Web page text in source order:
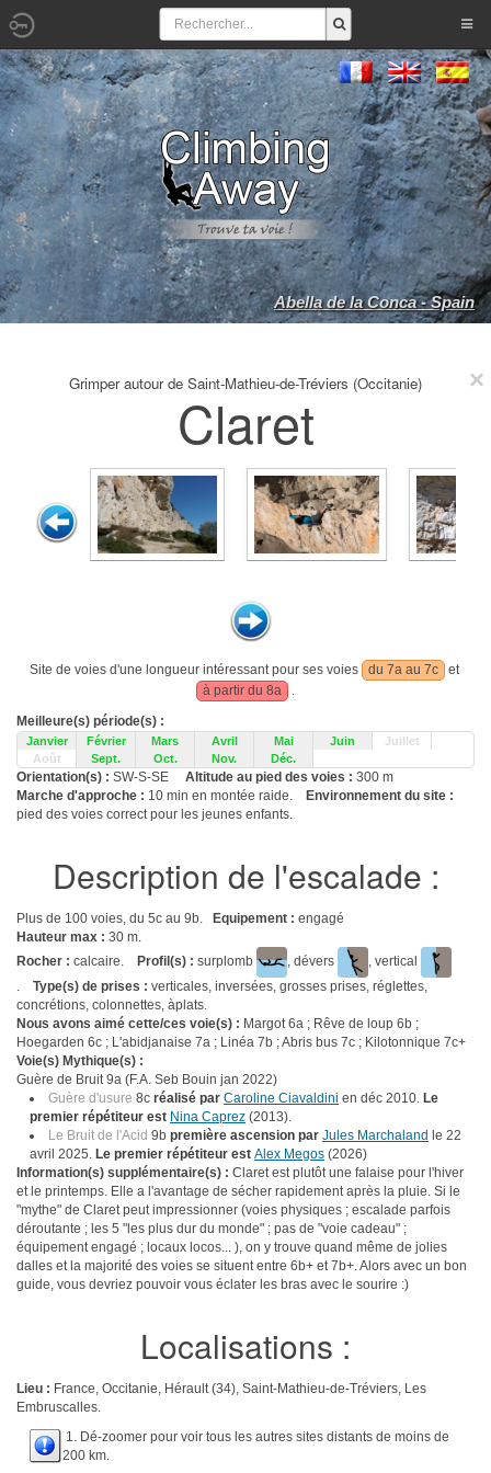
Abella de la Conca - Spain
Grimper autour de Saint-Mathieu-de-Tréviers (Occitanie)
Claret
Site de voies d'une longueur intéressant pour ses voies du 7a au 7c
et
à partir du 8a
.
Meilleure(s) période(s) :
Janvier Février Mars Avril Mai Juin
Juillet
Août
Sept. Oct. Nov. Déc.
Orientation(s) : SW-S-SE Altitude au pied des voies : 300 m
Marche d'approche : 10 min en montée raide.
Environnement du site :
pied des voies correct pour les jeunes enfants.
Description de l'escalade :
Plus de 100 voies, du 5c au 9b. Equipement : engagé
Hauteur max : 30 m.
Rocher : calcaire. Profil(s) : surplomb , dévers
, vertical
. Type(s) de prises : verticales, inversées, grosses prises, réglettes,
concrétions, colonnettes, àplats.
Nous avons aimé cette/ces voie(s) : Margot 6a ; Rêve de loup 6b ;
Hoegarden 6c ; L'abidjanaise 7a ; Linéa 7b ; Abris bus 7c ; Kilotonnique 7c+
Voie(s) Mythique(s) :
Guère de Bruit 9a (F.A. Seb Bouin jan 2022)
Guère d'usure 8c réalisé par Caroline Ciavaldini en déc 2010. Le
premier répétiteur est Nina Caprez (2013).
Le Bruit de l'Acid 9b première ascension par Jules Marchaland le 22
avril 2025. Le premier répétiteur est Alex Megos (2026)
Information(s) supplémentaire(s) : Claret est plutôt une falaise pour l'hiver
et le printemps. Elle a l'avantage de sécher rapidement après la pluie. Si le
"mythe" de Claret peut impressionner (voies physiques ; escalade parfois
déroutante ; les 5 "les plus dur du monde" ; pas de "voie cadeau" ;
équipement engagé ; locaux locos... ), on y trouve quand même de jolies
dalles et la majorité des voies se situent entre 6b+ et 7b+. Alors avec un bon
guide, vous devriez pouvoir vous éclater les bras avec le sourire :)
Localisations :
Lieu : France, Occitanie, Hérault (34), Saint-Mathieu-de-Tréviers, Les
Embruscalles.
1. Dé-zoomer pour voir tous les autres sites distants de moins de
200 km.